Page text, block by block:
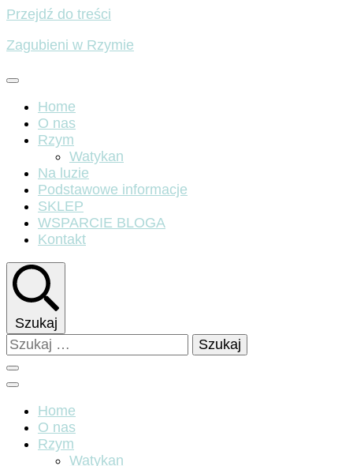
Przejdź do treści
Zagubieni w Rzymie
Home
O nas
Rzym
Watykan
Na luzie
Podstawowe informacje
SKLEP
WSPARCIE BLOGA
Kontakt
Szukaj
Szukaj:
Home
O nas
Rzym
Watykan